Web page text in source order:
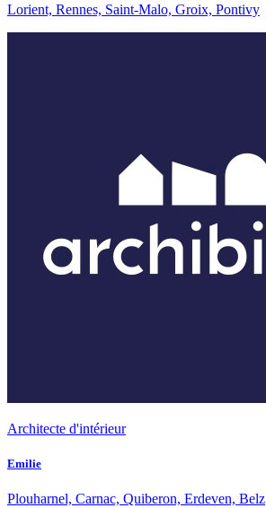
Lorient, Rennes, Saint-Malo, Groix, Pontivy
Architecte d'intérieur
Emilie
Plouharnel, Carnac, Quiberon, Erdeven, Belz